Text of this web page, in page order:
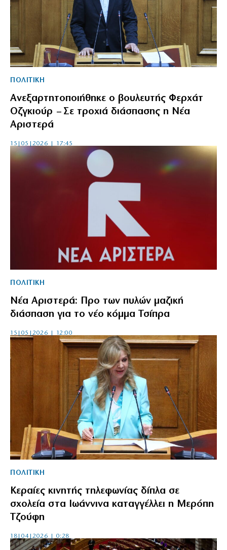
ΠΟΛΙΤΙΚΗ
Ανεξαρτητοποιήθηκε ο βουλευτής Φερχάτ
Οζγκιούρ – Σε τροχιά διάσπασης η Νέα
Αριστερά
15|05|2026 | 17:45
ΠΟΛΙΤΙΚΗ
Νέα Αριστερά: Προ των πυλών μαζική
διάσπαση για το νέο κόμμα Τσίπρα
15|05|2026 | 12:00
ΠΟΛΙΤΙΚΗ
Κεραίες κινητής τηλεφωνίας δίπλα σε
σχολεία στα Ιωάννινα καταγγέλλει η Μερόπη
Τζούφη
18|04|2026 | 0:28